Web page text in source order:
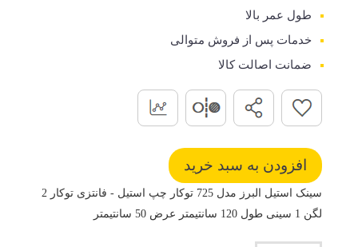
طول عمر بالا
خدمات پس از فروش متوالی
ضمانت اصالت کالا
سینک استیل البرز مدل 725 توکار چپ استیل - فانتزی توکار 2
لگن 1 سینی طول 120 سانتیمتر عرض 50 سانتیمتر